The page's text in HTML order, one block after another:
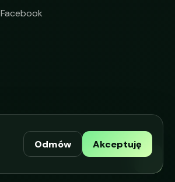
Facebook
Odmów Akceptuję